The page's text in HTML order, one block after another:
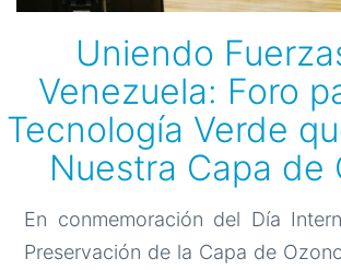
Uniendo
Venezuela: Foro
Tecnología Verde
Nuestra Capa de
En conmemoración del Día
Preservación de la Capa de